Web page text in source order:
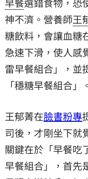
神不濟。營養師王
糖飲料，會讓血糖
急速下滑，使人感
雷早餐組合」，並
「穩糖早餐組合」。
王郁菁在臉書粉專
司後，才剛坐下就
關鍵在於「早餐吃
早餐組合」，首先